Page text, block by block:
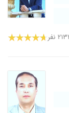
نفر